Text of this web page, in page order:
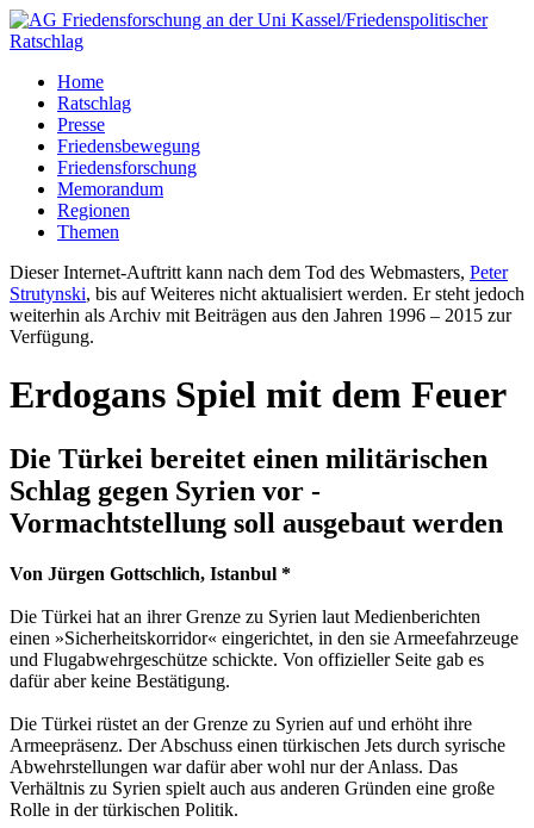
Home
Ratschlag
Presse
Friedensbewegung
Friedensforschung
Memorandum
Regionen
Themen
Dieser Internet-Auftritt kann nach dem Tod des Webmasters, Peter
Strutynski, bis auf Weiteres nicht aktualisiert werden. Er steht jedoch
weiterhin als Archiv mit Beiträgen aus den Jahren 1996 – 2015 zur
Verfügung.
Erdogans Spiel mit dem Feuer
Die Türkei bereitet einen militärischen
Schlag gegen Syrien vor -
Vormachtstellung soll ausgebaut werden
Von Jürgen Gottschlich, Istanbul *
Die Türkei hat an ihrer Grenze zu Syrien laut Medienberichten
einen »Sicherheitskorridor« eingerichtet, in den sie Armeefahrzeuge
und Flugabwehrgeschütze schickte. Von offizieller Seite gab es
dafür aber keine Bestätigung.
Die Türkei rüstet an der Grenze zu Syrien auf und erhöht ihre
Armeepräsenz. Der Abschuss einen türkischen Jets durch syrische
Abwehrstellungen war dafür aber wohl nur der Anlass. Das
Verhältnis zu Syrien spielt auch aus anderen Gründen eine große
Rolle in der türkischen Politik.